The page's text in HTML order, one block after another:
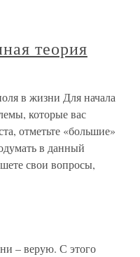
теория
в жизни Для начала
которые вас
отметьте «большие»
в данный
свои вопросы,
– верую. С этого